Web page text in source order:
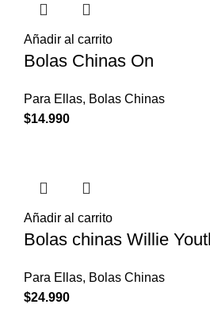
Añadir al carrito
Bolas Chinas On
Para Ellas, Bolas Chinas
$14.990
Añadir al carrito
Bolas chinas Willie
Para Ellas, Bolas Chinas
$24.990